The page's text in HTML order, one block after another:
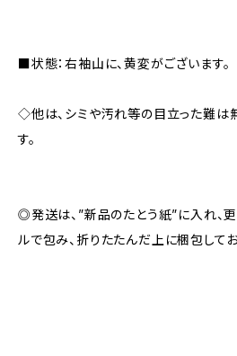
■状態：右袖山に、黄変がございます。
◇他は、シミや汚れ等の目立った難は
す。
◎発送は、”新品のたとう紙”に入れ、
ルで包み、折りたたんだ上に梱包してお